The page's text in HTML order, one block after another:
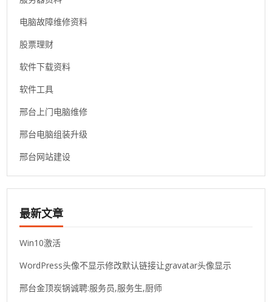
电脑故障维修资料
股票理财
软件下载资料
软件工具
邢台上门电脑维修
邢台电脑组装升级
邢台网站建设
最新文章
Win10激活
WordPress头像不显示修改默认链接让gravatar头像显示
邢台金顶炭锅诚聘:服务员,服务生,厨师